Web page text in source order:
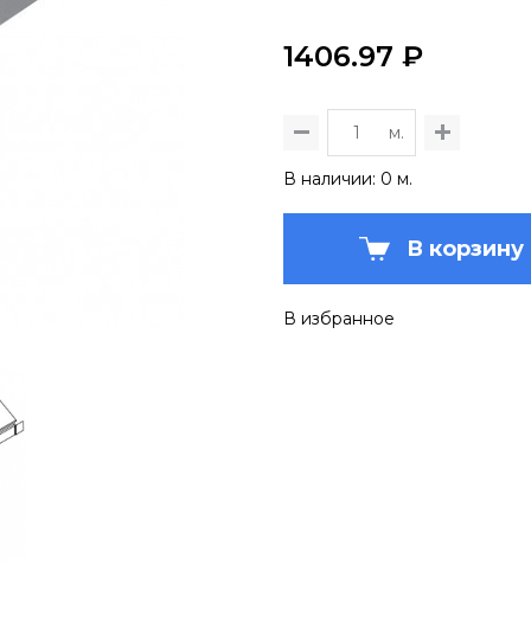
1406.97 ₽
м.
В наличии: 0 м.
В корзину
В избранное